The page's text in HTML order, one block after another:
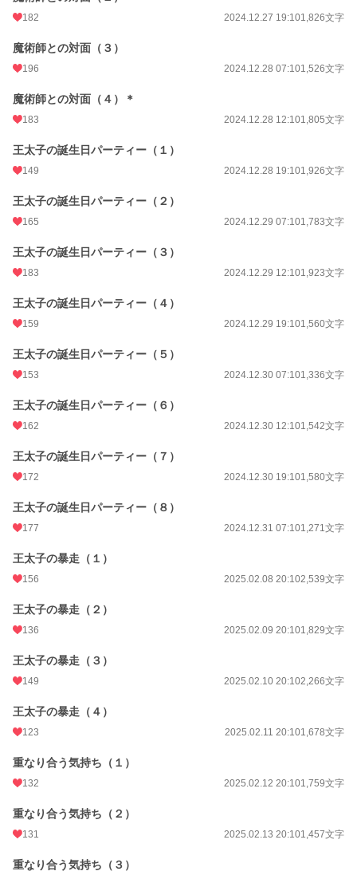
182 2024.12.27 19:101,826文字
魔術師との対面（３）
196 2024.12.28 07:101,526文字
魔術師との対面（４）＊
183 2024.12.28 12:101,805文字
王太子の誕生日パーティー（１）
149 2024.12.28 19:101,926文字
王太子の誕生日パーティー（２）
165 2024.12.29 07:101,783文字
王太子の誕生日パーティー（３）
183 2024.12.29 12:101,923文字
王太子の誕生日パーティー（４）
159 2024.12.29 19:101,560文字
王太子の誕生日パーティー（５）
153 2024.12.30 07:101,336文字
王太子の誕生日パーティー（６）
162 2024.12.30 12:101,542文字
王太子の誕生日パーティー（７）
172 2024.12.30 19:101,580文字
王太子の誕生日パーティー（８）
177 2024.12.31 07:101,271文字
王太子の暴走（１）
156 2025.02.08 20:102,539文字
王太子の暴走（２）
136 2025.02.09 20:101,829文字
王太子の暴走（３）
149 2025.02.10 20:102,266文字
王太子の暴走（４）
123 2025.02.11 20:101,678文字
重なり合う気持ち（１）
132 2025.02.12 20:101,759文字
重なり合う気持ち（２）
131 2025.02.13 20:101,457文字
重なり合う気持ち（３）